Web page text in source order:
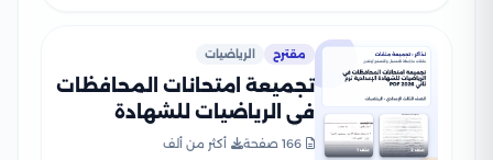
مقترح الرياضيات
تجميعة امتحانات المحافظات
في الرياضيات للشهادة
الإعدادية ترم ثاني 2026 PDF
166 صفحة
أكثر من ألف